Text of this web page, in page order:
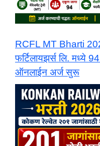
​RCFL MT Bharti
फर्टिलायझर्स लि. मध्ये
ऑनलाईन अर्ज सुरू